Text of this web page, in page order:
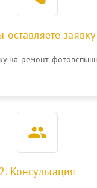
оставляете заявку
на ремонт
2. Консультация